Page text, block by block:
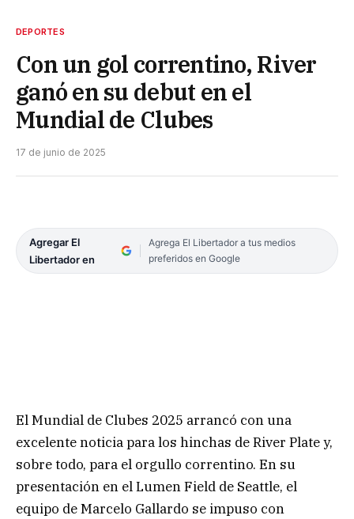
DEPORTES
Con un gol correntino, River
ganó en su debut en el
Mundial de Clubes
17 de junio de 2025
Agregar El
Libertador en
Agrega El Libertador a tus medios
preferidos en Google
El Mundial de Clubes 2025 arrancó con una
excelente noticia para los hinchas de River Plate y,
sobre todo, para el orgullo correntino. En su
presentación en el Lumen Field de Seattle, el
equipo de Marcelo Gallardo se impuso con